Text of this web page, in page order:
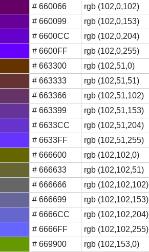
# 660066
rgb (102,0,102)
# 660099
rgb (102,0,153)
# 6600CC
rgb (102,0,204)
# 6600FF
rgb (102,0,255)
# 663300
rgb (102,51,0)
# 663333
rgb (102,51,51)
# 663366
rgb (102,51,102)
# 663399
rgb (102,51,153)
# 6633CC
rgb (102,51,204)
# 6633FF
rgb (102,51,255)
# 666600
rgb (102,102,0)
# 666633
rgb (102,102,51)
# 666666
rgb (102,102,102)
# 666699
rgb (102,102,153)
# 6666CC
rgb (102,102,204)
# 6666FF
rgb (102,102,255)
# 669900
rgb (102,153,0)